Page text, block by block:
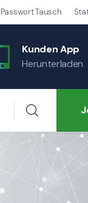
Passwort Tausch
Kunden App
Herunterladen